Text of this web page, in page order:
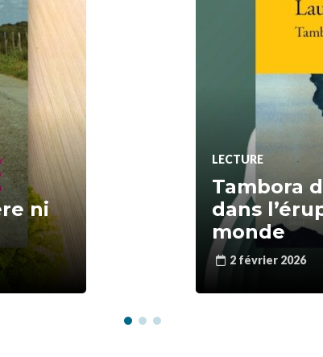
ni
LECTURE
Tambora
dans
monde
2 février 2026